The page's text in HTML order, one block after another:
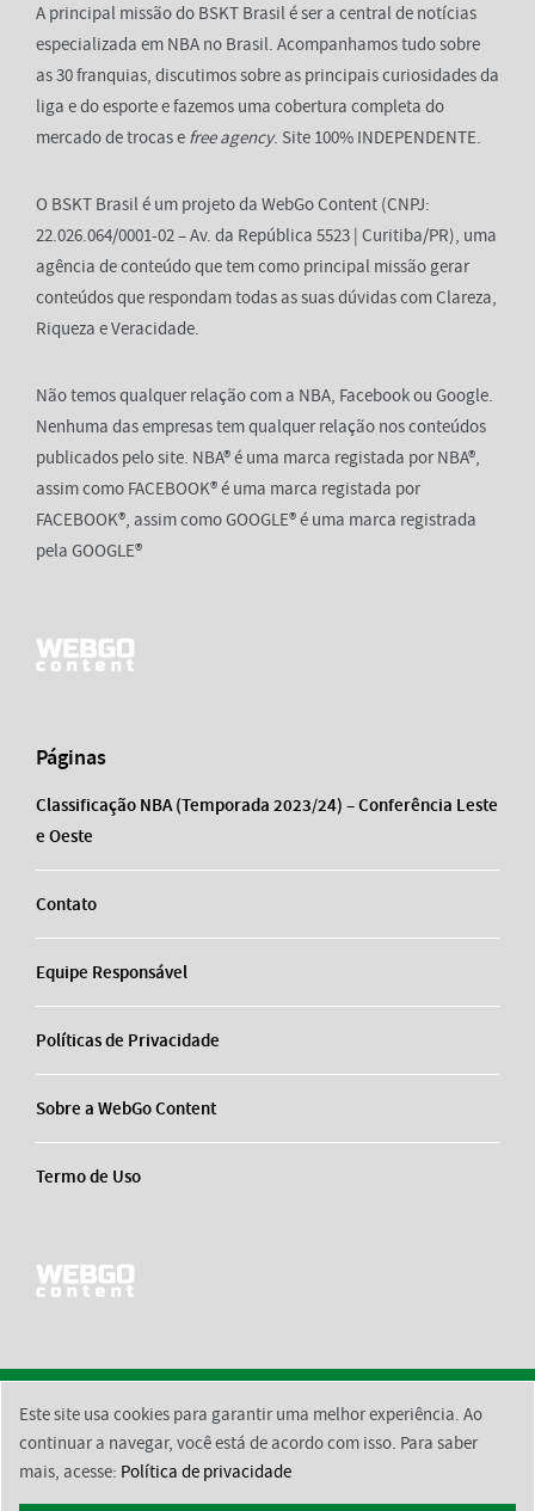
A principal missão do BSKT Brasil é ser a central de notícias
especializada em NBA no Brasil. Acompanhamos tudo sobre
as 30 franquias, discutimos sobre as principais curiosidades da
liga e do esporte e fazemos uma cobertura completa do
mercado de trocas e free agency. Site 100% INDEPENDENTE.
O BSKT Brasil é um projeto da WebGo Content (CNPJ:
22.026.064/0001-02 – Av. da República 5523 | Curitiba/PR), uma
agência de conteúdo que tem como principal missão gerar
conteúdos que respondam todas as suas dúvidas com Clareza,
Riqueza e Veracidade.
Não temos qualquer relação com a NBA, Facebook ou Google.
Nenhuma das empresas tem qualquer relação nos conteúdos
publicados pelo site. NBA® é uma marca registada por NBA®,
assim como FACEBOOK® é uma marca registada por
FACEBOOK®, assim como GOOGLE® é uma marca registrada
pela GOOGLE®
Páginas
Classificação NBA (Temporada 2023/24) – Conferência Leste
e Oeste
Contato
Equipe Responsável
Políticas de Privacidade
Sobre a WebGo Content
Termo de Uso
2026 © BsktBrasil
Contato
Equipe Responsável
Políticas de Privacidade
Sobre a WebGo Content
Este site usa cookies para garantir uma melhor experiência. Ao
continuar a navegar, você está de acordo com isso. Para saber
mais, acesse: Política de privacidade